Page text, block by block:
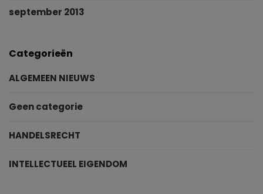
september 2013
Categorieën
ALGEMEEN NIEUWS
Geen categorie
HANDELSRECHT
INTELLECTUEEL EIGENDOM